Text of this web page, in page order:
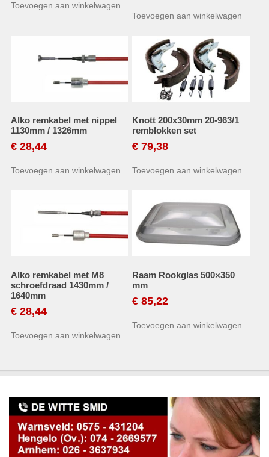
Toevoegen aan winkelwagen
Toevoegen aan winkelwagen
Alko remkabel met nippel
1130mm / 1326mm
€ 28,44
Toevoegen aan winkelwagen
Knott 200x30mm 20-963/1
remblokken set
€ 79,38
Toevoegen aan winkelwagen
Alko remkabel met M8
schroefdraad 1430mm /
1640mm
€ 28,44
Toevoegen aan winkelwagen
Raam Rookglas 500×350
mm
€ 85,22
Toevoegen aan winkelwagen